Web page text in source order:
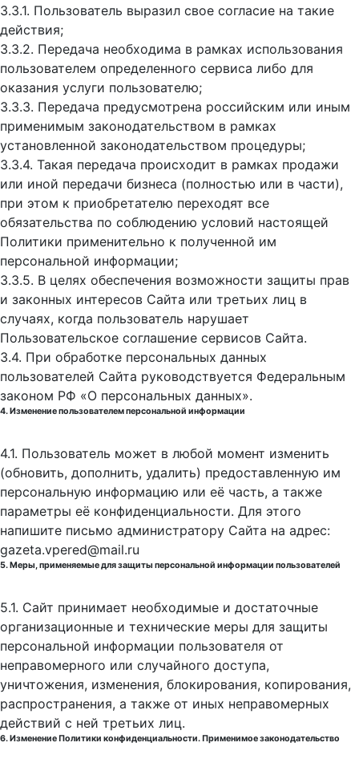
3.3.1. Пользователь выразил свое согласие на такие
действия;
3.3.2. Передача необходима в рамках использования
пользователем определенного сервиса либо для
оказания услуги пользователю;
3.3.3. Передача предусмотрена российским или иным
применимым законодательством в рамках
установленной законодательством процедуры;
3.3.4. Такая передача происходит в рамках продажи
или иной передачи бизнеса (полностью или в части),
при этом к приобретателю переходят все
обязательства по соблюдению условий настоящей
Политики применительно к полученной им
персональной информации;
3.3.5. В целях обеспечения возможности защиты прав
и законных интересов Сайта или третьих лиц в
случаях, когда пользователь нарушает
Пользовательское соглашение сервисов Сайта.
3.4. При обработке персональных данных
пользователей Сайта руководствуется Федеральным
законом РФ «О персональных данных».
4. Изменение пользователем персональной информации
4.1. Пользователь может в любой момент изменить
(обновить, дополнить, удалить) предоставленную им
персональную информацию или её часть, а также
параметры её конфиденциальности. Для этого
напишите письмо администратору Сайта на адрес:
gazeta.vpered@mail.ru
5. Меры, применяемые для защиты персональной информации пользователей
5.1. Сайт принимает необходимые и достаточные
организационные и технические меры для защиты
персональной информации пользователя от
неправомерного или случайного доступа,
уничтожения, изменения, блокирования, копирования,
распространения, а также от иных неправомерных
действий с ней третьих лиц.
6. Изменение Политики конфиденциальности. Применимое законодательство